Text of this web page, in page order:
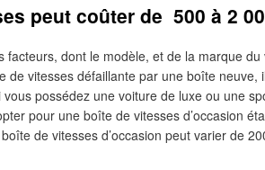
peut coûter de 500 à 2
dont le modèle, et de la marque
vitesses défaillante par une boîte neuve,
possédez une voiture de luxe ou une
pour une boîte de vitesses d’occasion
de vitesses d’occasion peut varier de